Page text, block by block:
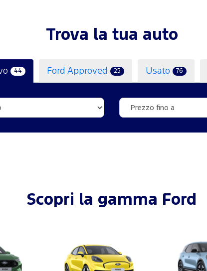
Trova la tua auto
44 Ford Approved 25 Usato 76
Scopri la gamma Ford